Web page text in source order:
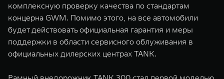
комплексную проверку качества по стандартам
концерна GWM. Помимо этого, на все автомобили
будет действовать официальная гарантия и меры
поддержки в области сервисного облуживания в
официальных дилерских центрах TANK.